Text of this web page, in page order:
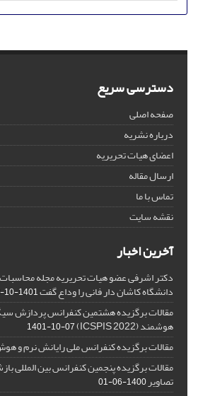
دسترسی سریع
صفحه اصلی
درباره نشریه
اعضای هیات تحریریه
ارسال مقاله
تماس با ما
نقشه سایت
آخرین اخبار
دکتر اشرفی عضو هیات تحریریه مجله
دانشگاه کاشان دار فانی را وداع گفت1401-10-20
مقالات برگزیده هشتمین کنفرانس پردازش
هوشمند (ICSPIS 2022) 1401-10-07
مقالات برگزیده کنفرانس ملی رایانش نرم و
مقالات برگزیده پنجمین کنفرانس بین المللی
تصاویر1400-06-01